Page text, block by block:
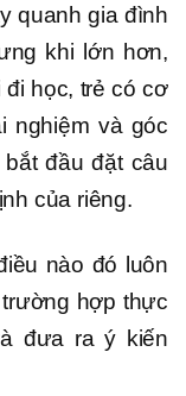
quanh gia đình
khi lớn hơn,
học, trẻ có cơ
nghiệm và góc
đầu đặt câu
của riêng.
nào đó luôn
hợp thực
đưa ra ý kiến